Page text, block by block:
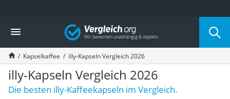
Die beliebtesten Vergleiche nach Kategorie
Lebensmittel
Schwarzkümmelöl
Knäckebrot
Schwarzkümmelöl-Kapseln
Manukahonig
Eiklar
Vergleich
Kapselkaffee illy-Kapseln Vergleich 2026
illy-Kapseln Vergleich 2026
Die besten illy-Kaffeekapseln im Vergleich.